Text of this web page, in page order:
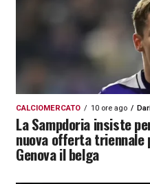
CALCIOMERCATO 10 ore ago
La Sampdoria insiste
nuova offerta triennale
Genova il belga